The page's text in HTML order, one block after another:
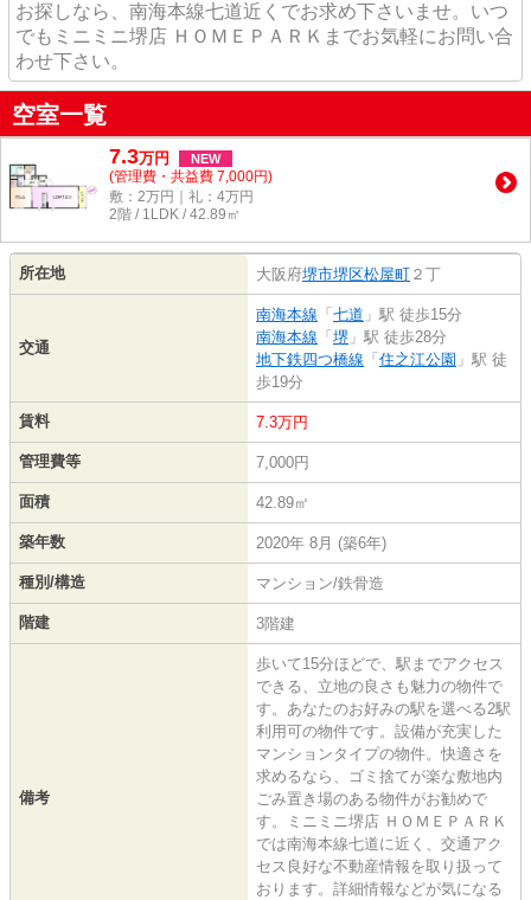
お探しなら、南海本線七道近くでお求め下さいませ。いつ
でもミニミニ堺店 ＨＯＭＥＰＡＲＫまでお気軽にお問い合
わせ下さい。
空室一覧
7.3万円 NEW
(管理費・共益費 7,000円)
敷：2万円｜礼：4万円
2階 / 1LDK / 42.89㎡
所在地 大阪府堺市堺区松屋町 ２丁
交通
南海本線 「 七道 」駅 徒歩15分
南海本線 「 堺 」駅 徒歩28分
地下鉄四つ橋線 「 住之江公園 」駅 徒
歩19分
賃料 7.3万円
管理費等 7,000円
面積 42.89㎡
築年数 2020年 8月 (築6年)
種別/構造 マンション/鉄骨造
階建 3階建
備考
歩いて15分ほどで、駅までアクセス
できる、立地の良さも魅力の物件で
す。あなたのお好みの駅を選べる2駅
利用可の物件です。設備が充実した
マンションタイプの物件。快適さを
求めるなら、ゴミ捨てが楽な敷地内
ごみ置き場のある物件がお勧めで
す。ミニミニ堺店 ＨＯＭＥＰＡＲＫ
では南海本線七道に近く、交通アク
セス良好な不動産情報を取り扱って
おります。詳細情報などが気になる